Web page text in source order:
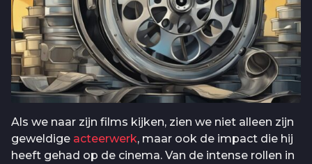
Als we naar zijn films kijken, zien we niet alleen zijn
geweldige acteerwerk, maar ook de impact die hij
heeft gehad op de cinema. Van de intense rollen in